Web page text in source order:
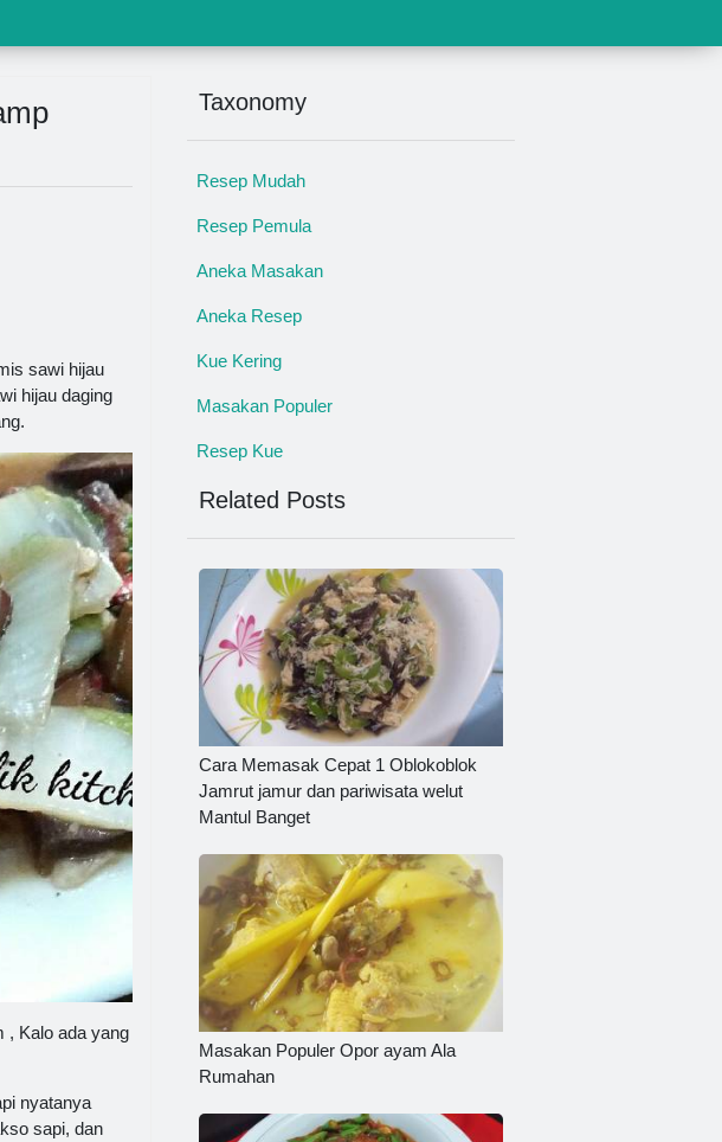
sawi hijau
hijau daging
, Kalo ada yang
nyatanya
sapi, dan
Taxonomy
Resep Mudah
Resep Pemula
Aneka Masakan
Aneka Resep
Kue Kering
Masakan Populer
Resep Kue
Related Posts
Cara Memasak Cepat 1 Oblokoblok
Jamrut jamur dan pariwisata welut
Mantul Banget
Masakan Populer Opor ayam Ala
Rumahan